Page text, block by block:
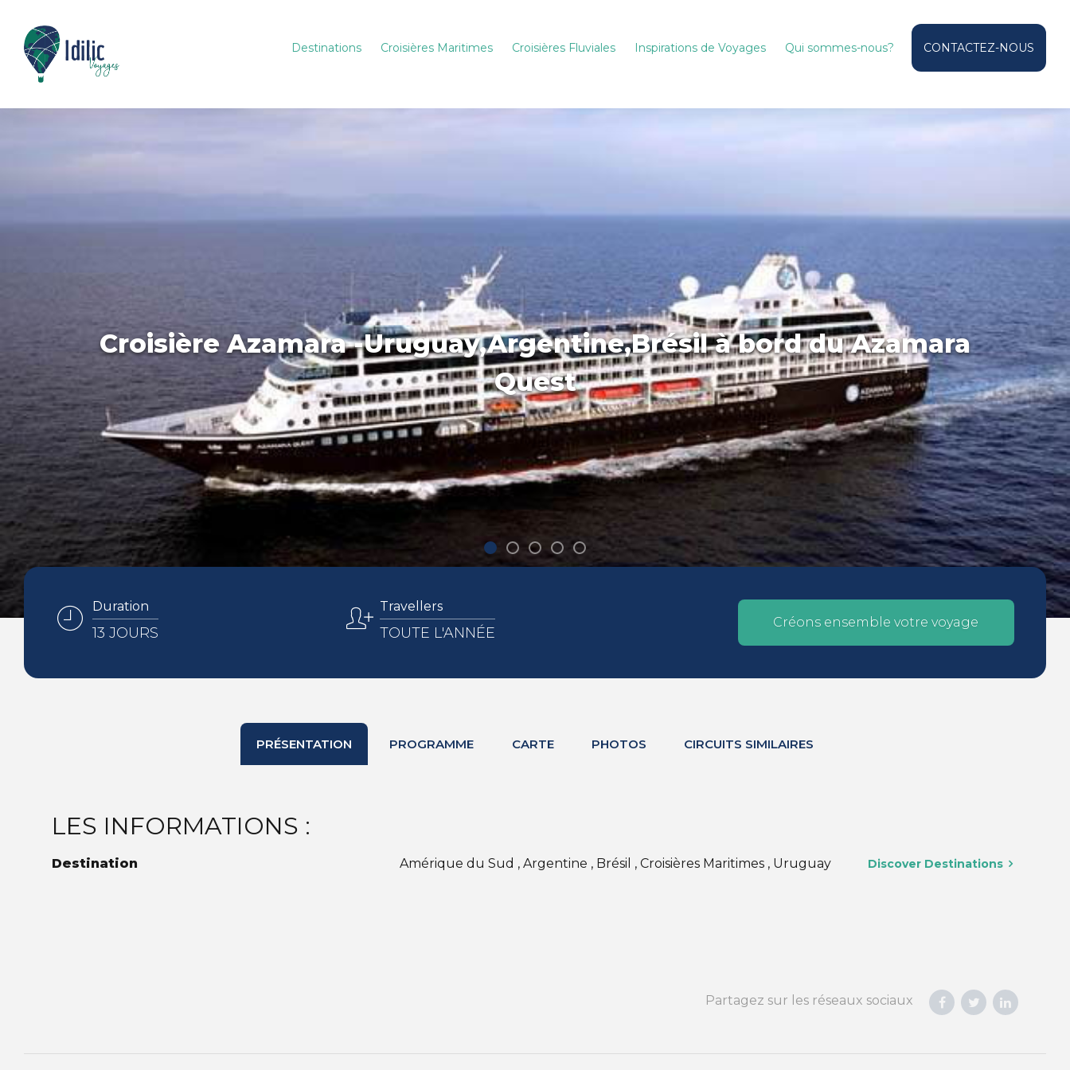
Destinations Croisières Maritimes Croisières Fluviales Inspirations de Voyages Qui sommes-nous? CONTACTEZ-NOUS
Croisière Azamara -Uruguay,Argentine,Brésil à bord du Azamara
Quest
Duration
13 JOURS
Travellers
TOUTE L'ANNÉE
Créons ensemble votre voyage
PRÉSENTATION PROGRAMME CARTE PHOTOS CIRCUITS SIMILAIRES
LES INFORMATIONS :
Destination Amérique du Sud , Argentine , Brésil , Croisières Maritimes , Uruguay Discover Destinations
Partagez sur les réseaux sociaux